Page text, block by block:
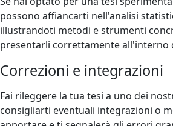
possono affiancarti nell'analisi
illustrandoti metodi e strumenti
presentarli correttamente all'interno
Correzioni e integrazioni
Fai rileggere la tua tesi a uno dei
consigliarti eventuali integrazioni o